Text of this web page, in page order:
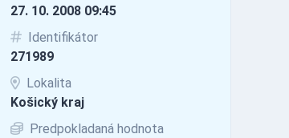
27. 10. 2008 09:45
Identifikátor
271989
Lokalita
Košický kraj
Predpokladaná hodnota